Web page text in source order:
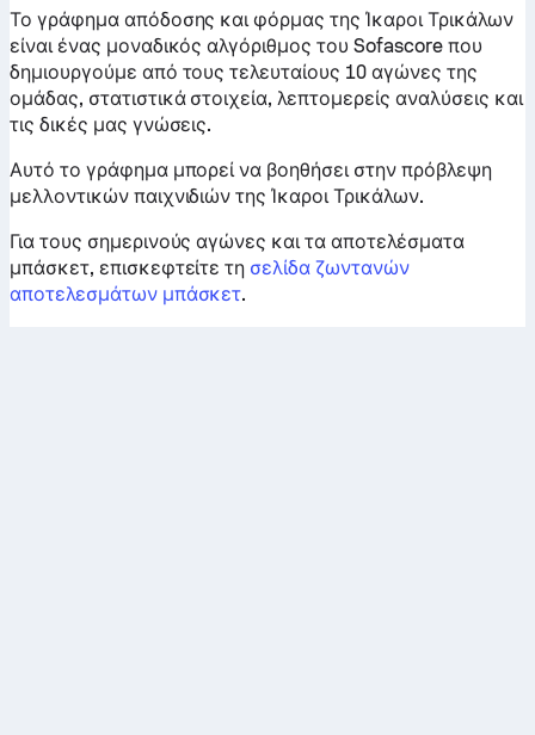
Το γράφημα απόδοσης και φόρμας της Ίκαροι Τρικάλων
είναι ένας μοναδικός αλγόριθμος του Sofascore που
δημιουργούμε από τους τελευταίους 10 αγώνες της
ομάδας, στατιστικά στοιχεία, λεπτομερείς αναλύσεις και
τις δικές μας γνώσεις.
Αυτό το γράφημα μπορεί να βοηθήσει στην πρόβλεψη
μελλοντικών παιχνιδιών της Ίκαροι Τρικάλων.
Για τους σημερινούς αγώνες και τα αποτελέσματα
μπάσκετ, επισκεφτείτε τη σελίδα ζωντανών
αποτελεσμάτων μπάσκετ.